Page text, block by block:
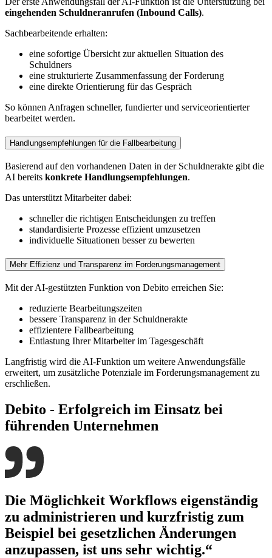
eingehenden Schuldneranrufen (Inbound Calls).
Sachbearbeitende erhalten:
eine sofortige Übersicht zur aktuellen Situation des
Schuldners
eine strukturierte Zusammenfassung der Forderung
eine direkte Orientierung für das Gespräch
So können Anfragen schneller, fundierter und serviceorientierter
bearbeitet werden.
Handlungsempfehlungen für die Fallbearbeitung
Basierend auf den vorhandenen Daten in der Schuldnerakte gibt die
AI bereits konkrete Handlungsempfehlungen.
Das unterstützt Mitarbeiter dabei:
schneller die richtigen Entscheidungen zu treffen
standardisierte Prozesse effizient umzusetzen
individuelle Situationen besser zu bewerten
Mehr Effizienz und Transparenz im Forderungsmanagement
Mit der AI-gestützten Funktion von Debito erreichen Sie:
reduzierte Bearbeitungszeiten
bessere Transparenz in der Schuldnerakte
effizientere Fallbearbeitung
Entlastung Ihrer Mitarbeiter im Tagesgeschäft
Langfristig wird die AI-Funktion um weitere Anwendungsfälle
erweitert, um zusätzliche Potenziale im Forderungsmanagement zu
erschließen.
Debito - Erfolgreich im Einsatz bei
führenden Unternehmen
Die Möglichkeit Workf­lows eigenständig
zu ad­ministrieren und kurzfristig zum
Beispiel bei gesetzlichen Änderungen
anzupassen, ist uns sehr wichtig.“